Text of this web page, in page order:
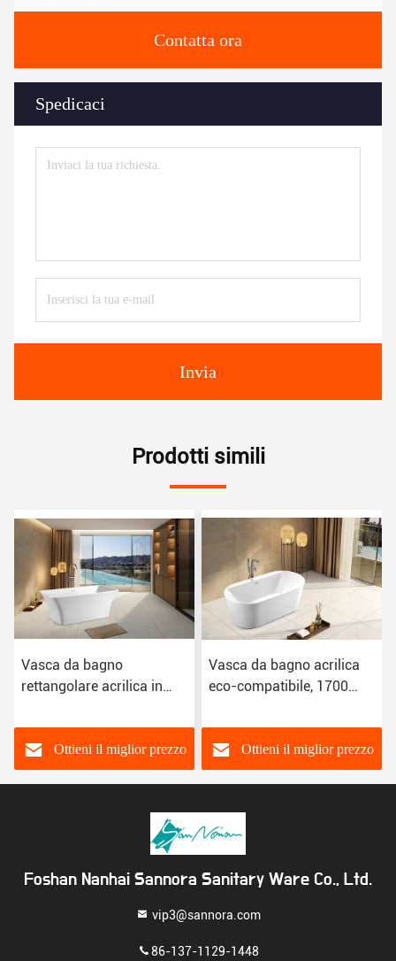
Contatta ora
Spedicaci
Invia
Prodotti simili
Vasca da bagno
rettangolare acrilica in
CUPC certificato
Ottieni il miglior prezzo
Vasca da bagno acrilica
eco-compatibile, 1700
bagno indipendenti
Ottieni il miglior prezzo
Foshan Nanhai Sannora Sanitary Ware Co., Ltd.
vip3@sannora.com
86-137-1129-1448